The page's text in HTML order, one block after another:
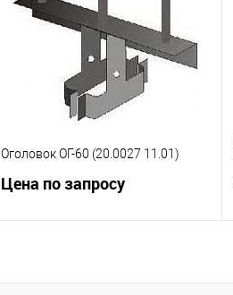
В избранное
Под заказ
Оголовок ОГ-60 (20.0027 11.01)
Цена по запросу